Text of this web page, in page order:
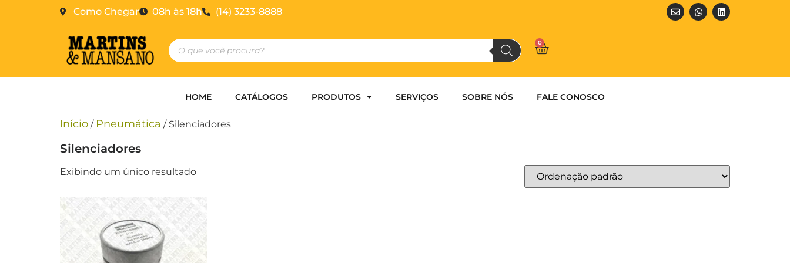
Como Chegar 08h às 18h (14) 3233-8888
0
HOME CATÁLOGOS PRODUTOS SERVIÇOS SOBRE NÓS FALE CONOSCO
Início / Pneumática / Silenciadores
Silenciadores
Exibindo um único resultado